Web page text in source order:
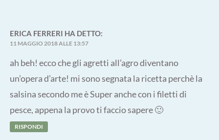
ERICA FERRERI HA DETTO:
11 MAGGIO 2018 ALLE 13:57
ah beh! ecco che gli agretti all’agro diventano
un’opera d’arte! mi sono segnata la ricetta perchè la
salsina secondo me è Super anche con i filetti di
pesce, appena la provo ti faccio sapere 🙂
RISPONDI